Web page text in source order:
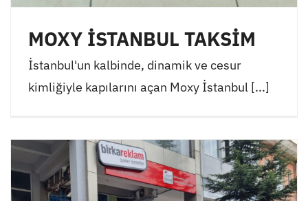
MOXY İSTANBUL TAKSİM
İstanbul'un kalbinde, dinamik ve cesur
kimliğiyle kapılarını açan Moxy İstanbul [...]